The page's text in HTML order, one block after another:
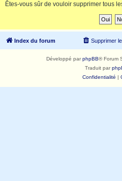
Êtes-vous sûr de vouloir supprimer tous
Index du forum Supprimer
Développé parphpBB® Forum
Traduit par
Confidentialité |